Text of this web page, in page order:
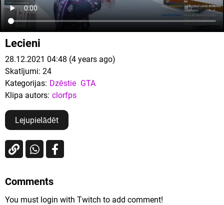
Lecieni
28.12.2021 04:48 (4 years ago)
Skatījumi: 24
Kategorijas: Dzēstie GTA
Klipa autors: clorfps
Lejupielādēt
Comments
You must login with Twitch to add comment!